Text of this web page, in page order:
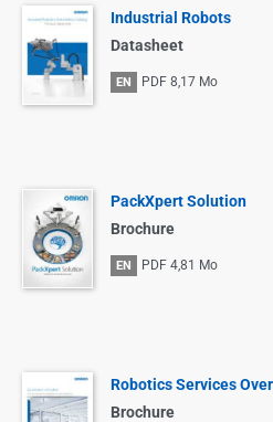
Industrial Robots
Datasheet
EN PDF 8,17 Mo
PackXpert Solution
Brochure
EN PDF 4,81 Mo
Robotics Services
Brochure